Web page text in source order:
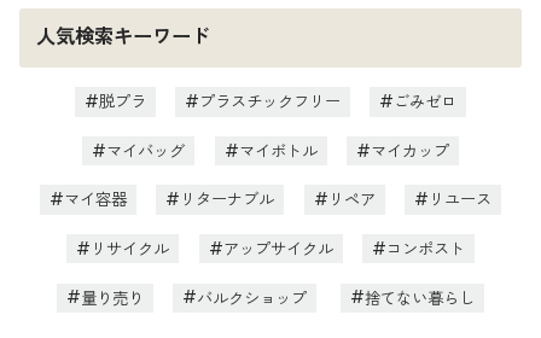
人気検索キーワード
脱プラ プラスチックフリー ごみゼロ
マイバッグ マイボトル マイカップ
マイ容器 リターナブル リペア リユース
リサイクル アップサイクル コンポスト
量り売り バルクショップ 捨てない暮らし